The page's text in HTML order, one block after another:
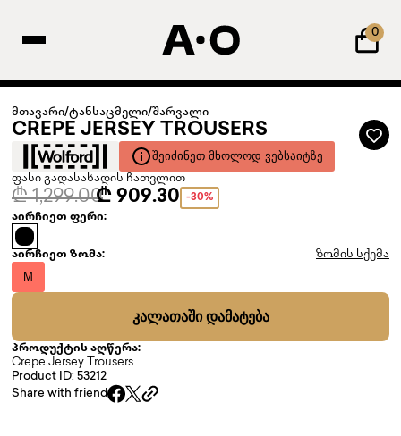
0
მთავარი/ტანსაცმელი/შარვალი
CREPE JERSEY TROUSERS
ᲨᲔᲘᲫᲘᲜᲔᲗ ᲛᲮᲝᲚᲝᲓ ᲕᲔᲑᲡᲐᲘᲢᲖᲔ
ფასი გადასახადის ჩათვლით
₾ 1,299.00₾ 909.30 -30%
აირჩიეთ ფერი:
აირჩიეთ ზომა: ზომის სქემა
M
ᲙᲐᲚᲐᲗᲐᲨᲘ ᲓᲐᲛᲐᲢᲔᲑᲐ
პროდუქტის აღწერა:
Crepe Jersey Trousers
Product ID: 53212
Share with friend